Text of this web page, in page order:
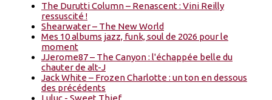
The Durutti Column – Renascent : Vini Reilly
ressuscité !
Shearwater – The New World
Mes 10 albums jazz, funk, soul de 2026 pour le
moment
JJerome87 – The Canyon : l'échappée belle du
chauter de alt-J
Jack White – Frozen Charlotte : un ton en dessous
des précédents